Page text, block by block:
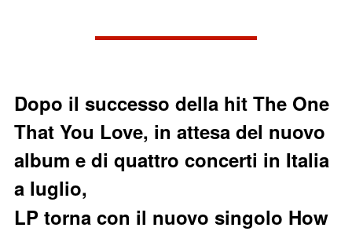
Dopo il successo della hit The One
That You Love, in attesa del nuovo
album e di quattro concerti in Italia
a luglio,
LP torna con il nuovo singolo How